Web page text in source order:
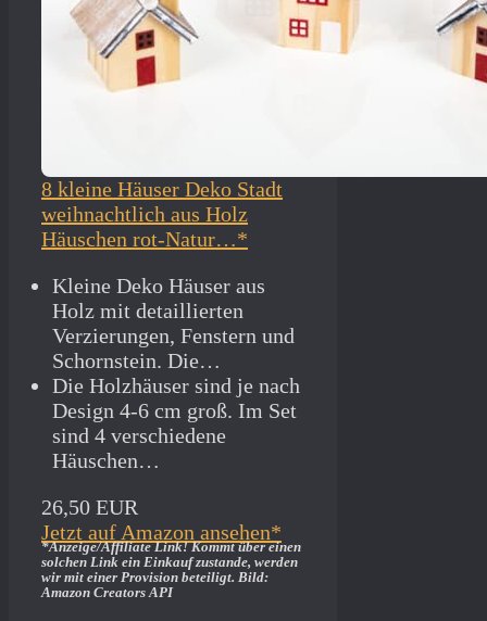
8 kleine Häuser Deko Stadt
weihnachtlich aus Holz
Häuschen rot-Natur…*
Kleine Deko Häuser aus
Holz mit detaillierten
Verzierungen, Fenstern und
Schornstein. Die…
Die Holzhäuser sind je nach
Design 4-6 cm groß. Im Set
sind 4 verschiedene
Häuschen…
26,50 EUR
Jetzt auf Amazon ansehen*
*Anzeige/Affiliate Link! Kommt über einen
solchen Link ein Einkauf zustande, werden
wir mit­ einer Provision beteiligt. Bild:
Amazon Creators API